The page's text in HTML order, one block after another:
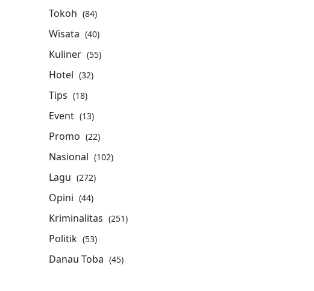
Tokoh (84)
Wisata (40)
Kuliner (55)
Hotel (32)
Tips (18)
Event (13)
Promo (22)
Nasional (102)
Lagu (272)
Opini (44)
Kriminalitas (251)
Politik (53)
Danau Toba (45)